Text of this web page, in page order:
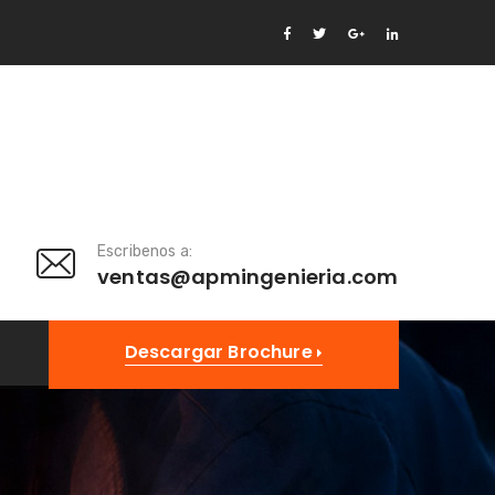
Escribenos a:
ventas@apmingenieria.com
Descargar Brochure